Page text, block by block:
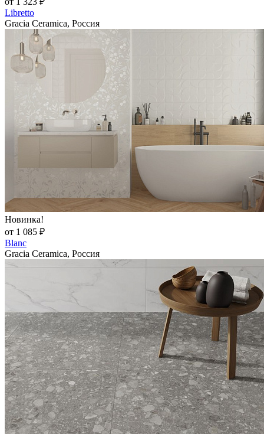
Libretto
Gracia Ceramica, Россия
Новинка!
от 1 085 ₽
Blanc
Gracia Ceramica, Россия